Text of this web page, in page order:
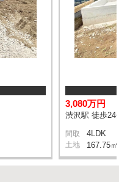
3,080万円
渋沢駅 徒歩24
間取 4LDK
土地 167.75㎡